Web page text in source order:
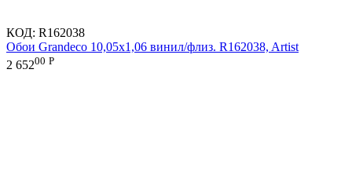
КОД: R162038
Обои Grandeco 10,05х1,06 винил/флиз. R162038, Artist
2 65200 Р